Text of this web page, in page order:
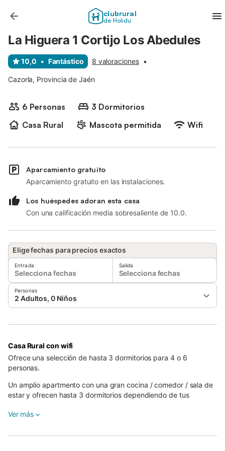
clubrural
de Holidu
La Higuera 1 Cortijo Los Abedules
10,0 • Fantástico 8 valoraciones •
Cazorla, Provincia de Jaén
6 Personas
3 Dormitorios
Casa Rural
Mascota permitida Wifi
Aparcamiento gratuito
Aparcamiento gratuito en las instalaciones.
Los huéspedes adoran esta casa
Con una calificación media sobresaliente de 10.0.
Elige fechas para precios exactos
Entrada
Selecciona fechas
Salida
Selecciona fechas
Personas
2 Adultos, 0 Niños
Casa Rural con wifi
Ofrece una selección de hasta 3 dormitorios para 4 o 6
personas.
Un amplio apartmento con una gran cocina / comedor / sala de
estar y ofrecen hasta 3 dormitorios dependiendo de tus
Ver más